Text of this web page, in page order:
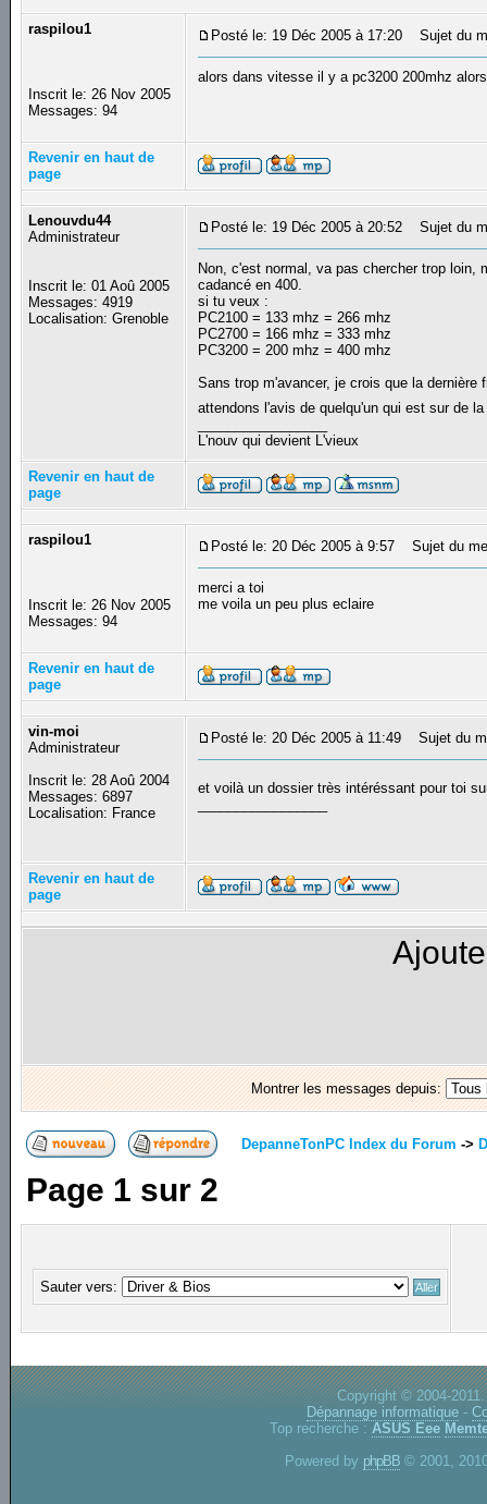
raspilou1
Inscrit le: 26 Nov 2005
Messages: 94
Posté le: 19 Déc 2005 à 17:20 Sujet du
alors dans vitesse il y a pc3200 200mhz
Revenir en haut de
page
Lenouvdu44
Administrateur
Inscrit le: 01 Aoû 2005
Messages: 4919
Localisation: Grenoble
Posté le: 19 Déc 2005 à 20:52 Sujet du
Non, c'est normal, va pas chercher trop
cadancé en 400.
si tu veux :
PC2100 = 133 mhz = 266 mhz
PC2700 = 166 mhz = 333 mhz
PC3200 = 200 mhz = 400 mhz
Sans trop m'avancer, je crois que la
attendons l'avis de quelqu'un qui est sur de
L'nouv qui devient L'vieux
Revenir en haut de
page
raspilou1
Inscrit le: 26 Nov 2005
Messages: 94
Posté le: 20 Déc 2005 à 9:57 Sujet du
merci a toi
me voila un peu plus eclaire
Revenir en haut de
page
vin-moi
Administrateur
Inscrit le: 28 Aoû 2004
Messages: 6897
Localisation: France
Posté le: 20 Déc 2005 à 11:49 Sujet du
et voilà un dossier très intéréssant pour toi
Revenir en haut de
page
Montrer les messages depuis:
DepanneTonPC Index du Forum ->
Page 1 sur 2
Sauter vers:
Copyright © 2004-
Dépannage informatique -
Top recherche : ASUS Eee
Powered by phpBB © 2001,